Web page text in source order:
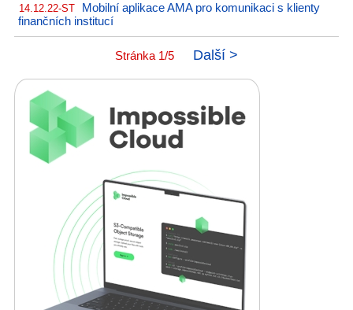
14.12.22-ST
Mobilní aplikace AMA pro komunikaci s klienty
finančních institucí
Stránka 1/5 Další >